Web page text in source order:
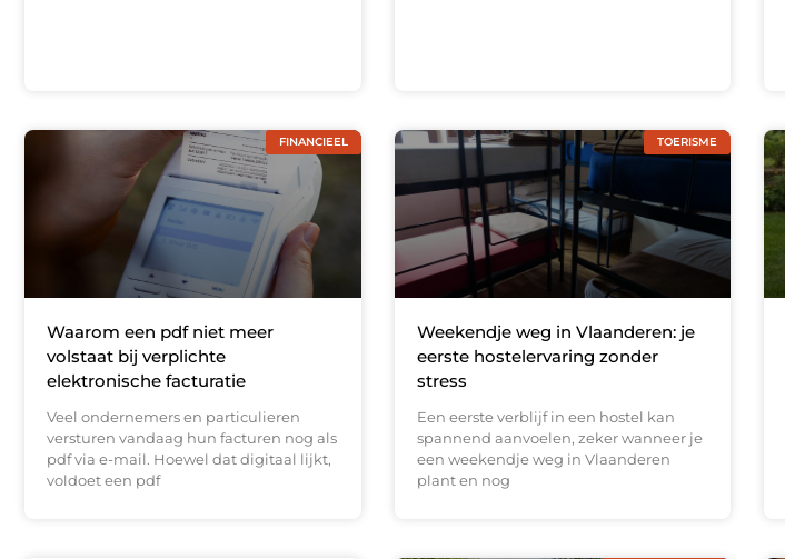
FINANCIEEL
Waarom een pdf niet meer
volstaat bij verplichte
elektronische facturatie
Veel ondernemers en particulieren
versturen vandaag hun facturen nog als
pdf via e-mail. Hoewel dat digitaal lijkt,
voldoet een pdf
TOERISME
Weekendje weg in Vlaanderen: je
eerste hostelervaring zonder
stress
Een eerste verblijf in een hostel kan
spannend aanvoelen, zeker wanneer je
een weekendje weg in Vlaanderen
plant en nog